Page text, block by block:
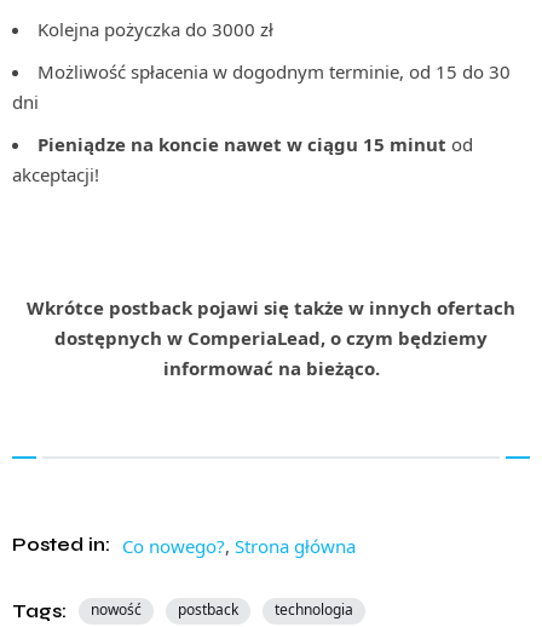
Kolejna pożyczka do 3000 zł
Możliwość spłacenia w dogodnym terminie, od 15 do 30
dni
Pieniądze na koncie nawet w ciągu 15 minut od
akceptacji!
Wkrótce postback pojawi się także w innych ofertach
dostępnych w ComperiaLead, o czym będziemy
informować na bieżąco.
Posted in: Co nowego?, Strona główna
Tags: nowość postback technologia